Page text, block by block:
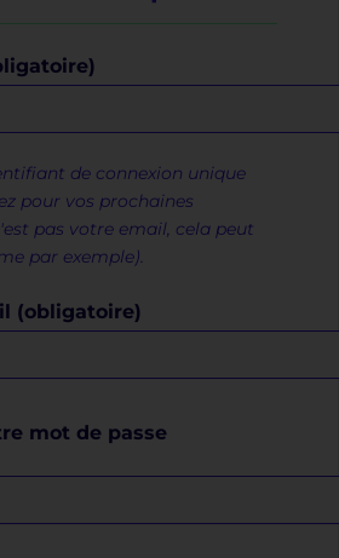
de connexion unique
pour vos prochaines
pas votre email, cela peut
par exemple).
(obligatoire)
mot de passe